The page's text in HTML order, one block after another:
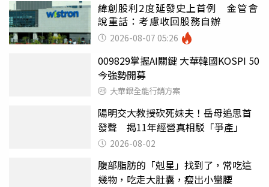
緯創股利2度延發史上首例 金管會
說重話：考慮收回股務自辦
2026-08-07 05:26
009829掌握AI關鍵 大華韓國KOSPI 50
今強勢開募
大華銀全能行銷方案
陽明交大教授砍死妹夫！岳母追思首
發聲 揭11年經營真相駁「爭產」
2026-08-02
腹部脂肪的「剋星」找到了，常吃這
幾物，吃走大肚囊，瘦出小蠻腰